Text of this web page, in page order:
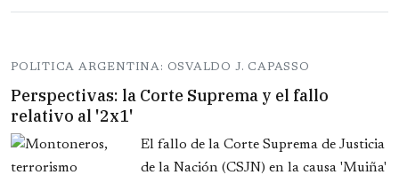
POLITICA ARGENTINA: OSVALDO J. CAPASSO
Perspectivas: la Corte Suprema y el fallo
relativo al '2x1'
El fallo de la Corte Suprema de Justicia
de la Nación (CSJN) en la causa 'Muiña'